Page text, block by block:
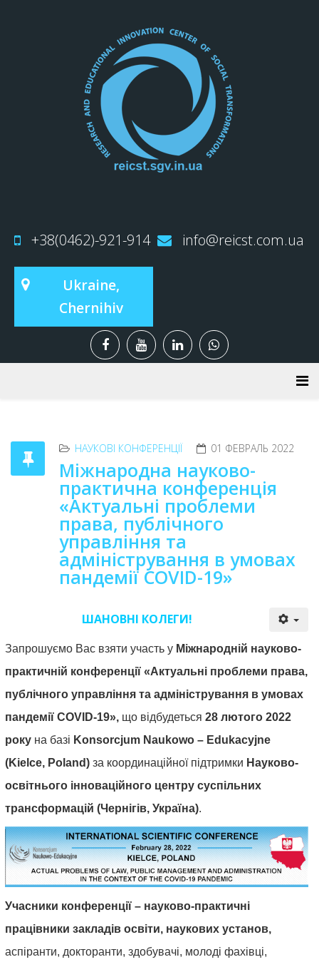
+38(0462)-921-914 info@reicst.com.ua
Ukraine,
Chernihiv
НАУКОВІ КОНФЕРЕНЦІЇ 01 ФЕВРАЛЬ 2022
Міжнародна науково-
практична конференція
«Актуальні проблеми
права, публічного
управління та
адміністрування в умовах
пандемії COVID-19»
ШАНОВНІ КОЛЕГИ!
Запрошуємо Вас взяти участь у Міжнародній науково-
практичній конференції «Актуальні проблеми права,
публічного управління та адміністрування в умовах
пандемії COVID-19», що відбудеться 28 лютого 2022
року на базі Konsorcjum Naukowo – Edukacyjne
(Kielce, Poland)за координаційної підтримки Науково-
освітнього інноваційного центру суспільних
трансформацій (Чернігів, Україна).
Учасники конференції – науково-практичні
працівники закладів освіти, наукових установ,
аспіранти, докторанти, здобувачі, молоді фахівці,